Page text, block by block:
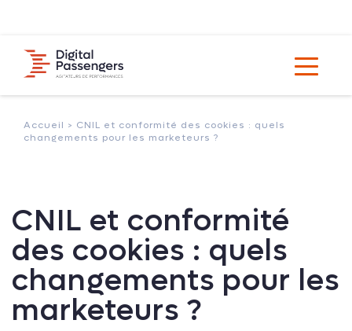
Accueil > CNIL et conformité des cookies : quels
changements pour les marketeurs ?
CNIL et conformité
des cookies : quels
changements pour les
marketeurs ?